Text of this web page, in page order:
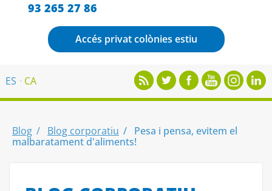
93 265 27 86
Accés privat colònies estiu
ES CA
Blog Blog corporatiu
Pesa i pensa, evitem el
malbaratament d'aliments!